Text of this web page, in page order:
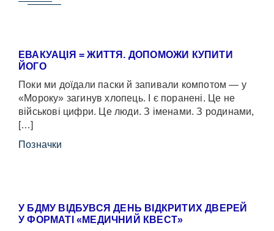
ЕВАКУАЦІЯ = ЖИТТЯ. ДОПОМОЖИ КУПИТИ
ЙОГО
Поки ми доїдали паски й запивали компотом — у
«Мороку» загинув хлопець. І є поранені. Це не
військові цифри. Це люди. З іменами. З родинами,
[…]
Позначки
У БДМУ ВІДБУВСЯ ДЕНЬ ВІДКРИТИХ ДВЕРЕЙ
У ФОРМАТІ «МЕДИЧНИЙ КВЕСТ»